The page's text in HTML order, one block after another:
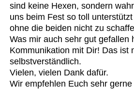
sind keine Hexen, sondern
uns beim Fest so toll
ohne die beiden nicht zu
Was mir auch sehr gut gefallen
Kommunikation mit Dir! Das ist
selbstverständlich.
Vielen, vielen Dank dafür.
Wir empfehlen Euch sehr gerne